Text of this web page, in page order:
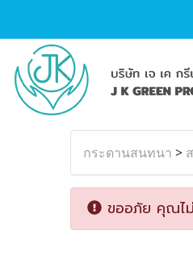
กระดานสนทนา >
ขออภัย คุณไม่